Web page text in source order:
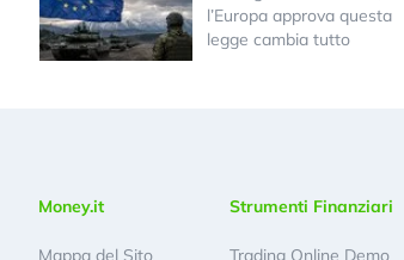
l’Europa approva questa
legge cambia tutto
Money.it
Mappa del Sito
Strumenti Finanziari
Trading Online Demo